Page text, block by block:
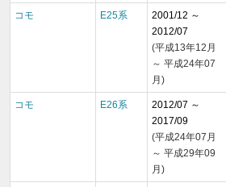
コモ E25系
2001/12 ～
2012/07
(平成13年12月
～ 平成24年07
月)
コモ E26系
2012/07 ～
2017/09
(平成24年07月
～ 平成29年09
月)